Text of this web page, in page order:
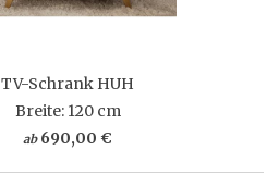
TV-Schrank HUH
Breite: 120 cm
ab 690,00 €